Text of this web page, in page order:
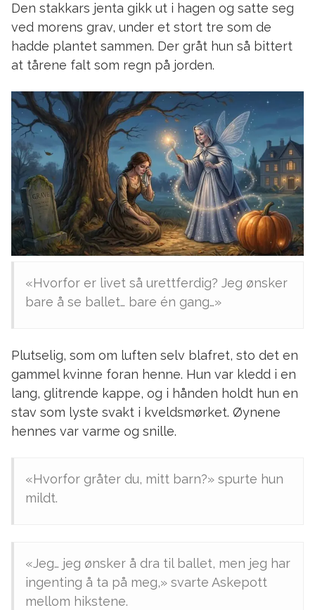
Den stakkars jenta gikk ut i hagen og satte seg
ved morens grav, under et stort tre som de
hadde plantet sammen. Der gråt hun så bittert
at tårene falt som regn på jorden.
«Hvorfor er livet så urettferdig? Jeg ønsker
bare å se ballet… bare én gang…»
Plutselig, som om luften selv blafret, sto det en
gammel kvinne foran henne. Hun var kledd i en
lang, glitrende kappe, og i hånden holdt hun en
stav som lyste svakt i kveldsmørket. Øynene
hennes var varme og snille.
«Hvorfor gråter du, mitt barn?» spurte hun
mildt.
«Jeg… jeg ønsker å dra til ballet, men jeg har
ingenting å ta på meg,» svarte Askepott
mellom hikstene.